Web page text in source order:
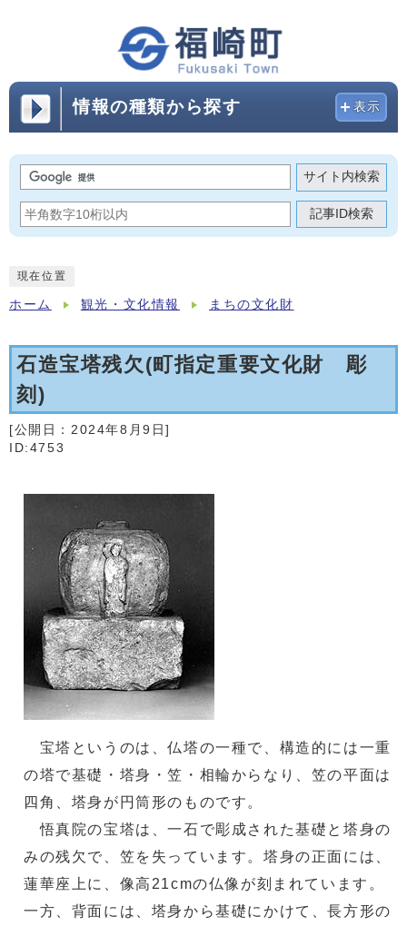
情報の種類から探す 表示
サイト内検索
記事ID検索
現在位置
ホーム 観光・文化情報 まちの文化財
石造宝塔残欠(町指定重要文化財 彫
刻)
[公開日： 2024年8月9日]
ID:4753
宝塔というのは、仏塔の一種で、構造的には一重
の塔で基礎・塔身・笠・相輪からなり、笠の平面は
四角、塔身が円筒形のものです。
悟真院の宝塔は、一石で彫成された基礎と塔身の
みの残欠で、笠を失っています。塔身の正面には、
蓮華座上に、像高21cmの仏像が刻まれています。
一方、背面には、塔身から基礎にかけて、長方形の